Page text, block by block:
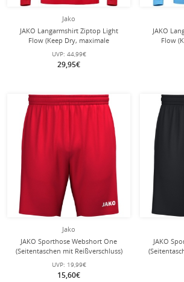
Jako
JAKO Langarmshirt Ziptop Light
Flow (Keep Dry, maximale
Bewegungsfreiheit) rot Kinder
UVP: 44,99€
29,95€
JAKO
Flow
Jako
JAKO Sporthose Webshort One
(Seitentaschen mit Reißverschluss)
kurz rot Kinder
UVP: 19,99€
15,60€
JAKO